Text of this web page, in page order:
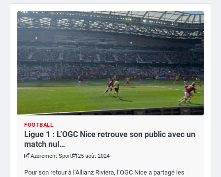
FOOTBALL
Ligue 1 : L’OGC Nice retrouve son public avec un
match nul…
Azurement Sport 25 août 2024
Pour son retour à l’Allianz Riviera, l’OGC Nice a partagé les